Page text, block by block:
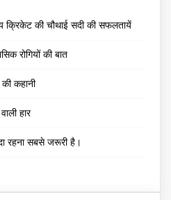
क्रिकेट की चौथाई सदी की सफलतायें
रोगियों की बात
कहानी
हार
रहना सबसे जरूरी है।